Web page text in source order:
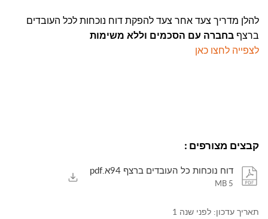
ברצף בחברה עם הסכמים וללא משימות
לצפייה לחצו כאן
קבצים מצורפים :
דוח נוכחות כל העובדים ברצף 94א.pdf
5 MB
תאריך עדכון: לפני שנה 1